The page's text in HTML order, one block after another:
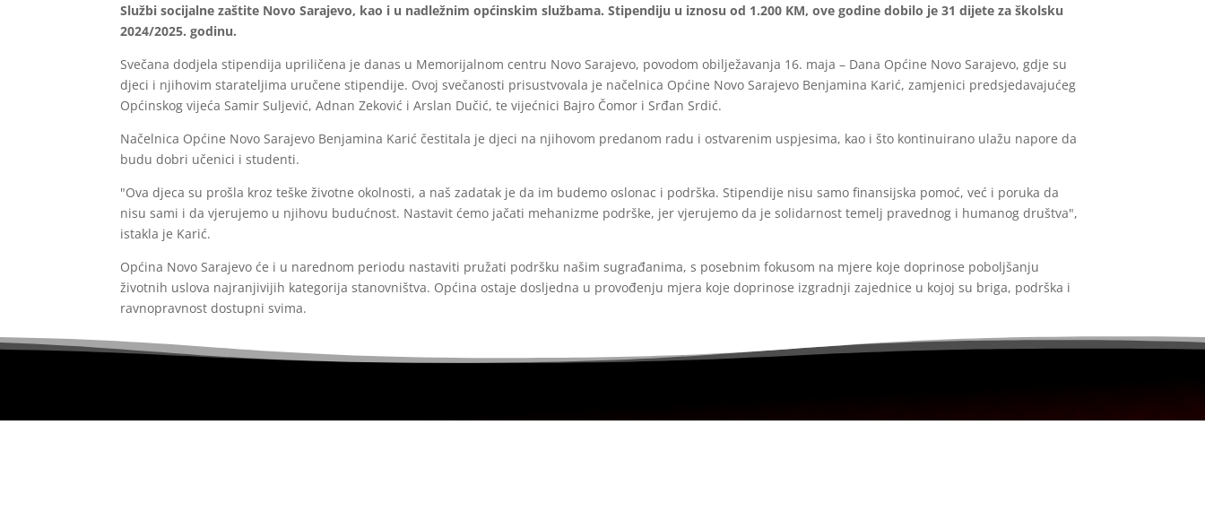
Službi socijalne zaštite Novo Sarajevo, kao i u nadležnim općinskim službama. Stipendiju u iznosu od 1.200 KM, ove godine dobilo je 31 dijete za školsku
2024/2025. godinu.
Svečana dodjela stipendija upriličena je danas u Memorijalnom centru Novo Sarajevo, povodom obilježavanja 16. maja – Dana Općine Novo Sarajevo, gdje su
djeci i njihovim starateljima uručene stipendije. Ovoj svečanosti prisustvovala je načelnica Općine Novo Sarajevo Benjamina Karić, zamjenici predsjedavajućeg
Općinskog vijeća Samir Suljević, Adnan Zeković i Arslan Dučić, te vijećnici Bajro Čomor i Srđan Srdić.
Načelnica Općine Novo Sarajevo Benjamina Karić čestitala je djeci na njihovom predanom radu i ostvarenim uspjesima, kao i što kontinuirano ulažu napore da
budu dobri učenici i studenti.
"Ova djeca su prošla kroz teške životne okolnosti, a naš zadatak je da im budemo oslonac i podrška. Stipendije nisu samo finansijska pomoć, već i poruka da
nisu sami i da vjerujemo u njihovu budućnost. Nastavit ćemo jačati mehanizme podrške, jer vjerujemo da je solidarnost temelj pravednog i humanog društva",
istakla je Karić.
Općina Novo Sarajevo će i u narednom periodu nastaviti pružati podršku našim sugrađanima, s posebnim fokusom na mjere koje doprinose poboljšanju
životnih uslova najranjivijih kategorija stanovništva. Općina ostaje dosljedna u provođenju mjera koje doprinose izgradnji zajednice u kojoj su briga, podrška i
ravnopravnost dostupni svima.